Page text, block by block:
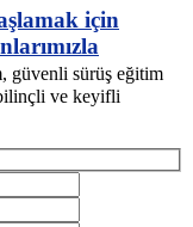
için
güvenli sürüş eğitim
bilinçli ve keyifli